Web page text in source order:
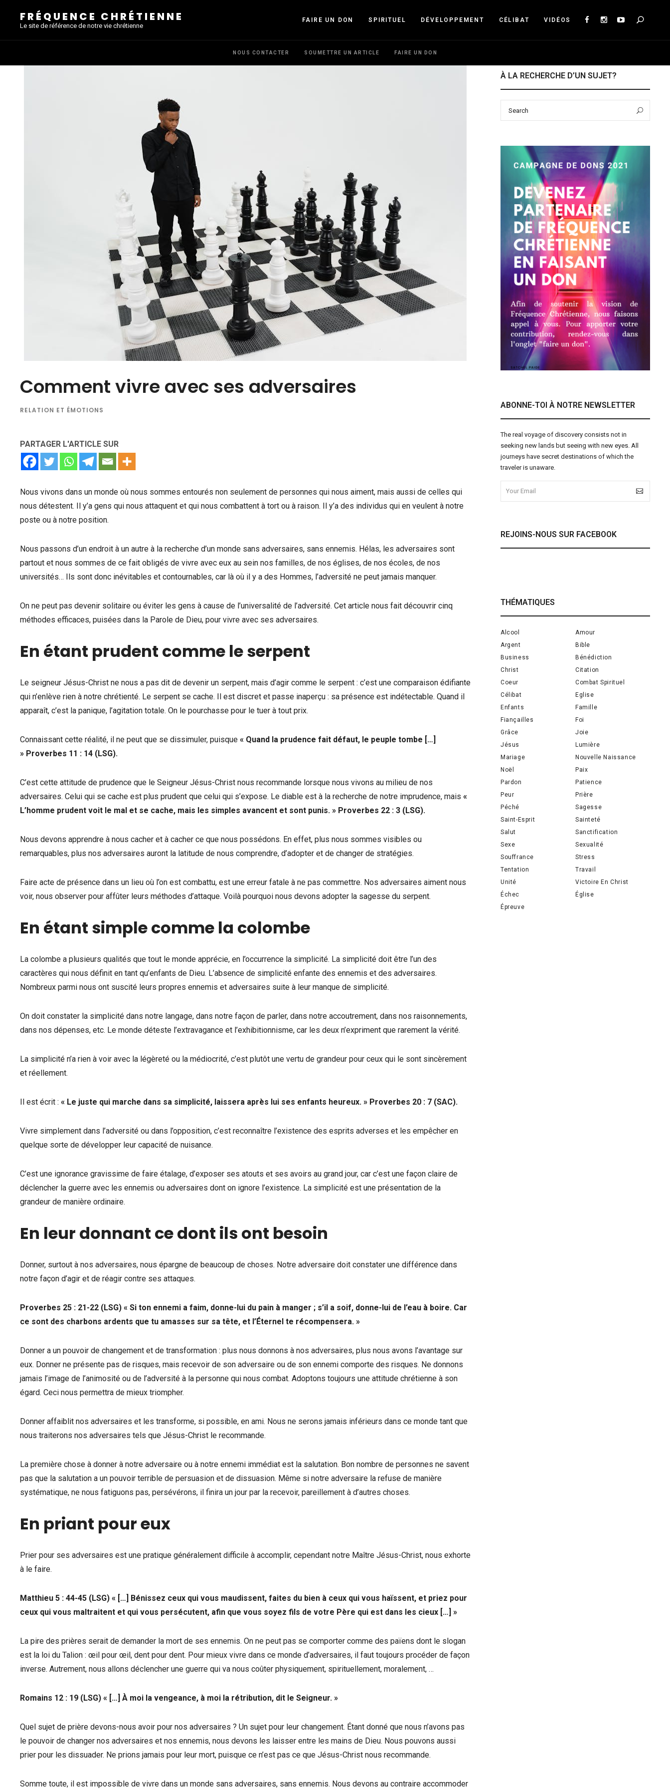
FRÉQUENCE CHRÉTIENNE
Le site de référence de notre vie chrétienne
FAIRE UN DON SPIRITUEL DÉVELOPPEMENT CÉLIBAT VIDÉOS
NOUS CONTACTER SOUMETTRE UN ARTICLE FAIRE UN DON
Comment vivre avec ses adversaires
RELATION ET ÉMOTIONS
PARTAGER L'ARTICLE SUR
Nous vivons dans un monde où nous sommes entourés non seulement de personnes qui nous aiment, mais aussi de celles qui
nous détestent. Il y’a gens qui nous attaquent et qui nous combattent à tort ou à raison. Il y’a des individus qui en veulent à notre
poste ou à notre position.
Nous passons d’un endroit à un autre à la recherche d’un monde sans adversaires, sans ennemis. Hélas, les adversaires sont
partout et nous sommes de ce fait obligés de vivre avec eux au sein nos familles, de nos églises, de nos écoles, de nos
universités… Ils sont donc inévitables et contournables, car là où il y a des Hommes, l’adversité ne peut jamais manquer.
On ne peut pas devenir solitaire ou éviter les gens à cause de l’universalité de l’adversité. Cet article nous fait découvrir cinq
méthodes efficaces, puisées dans la Parole de Dieu, pour vivre avec ses adversaires.
En étant prudent comme le serpent
Le seigneur Jésus-Christ ne nous a pas dit de devenir un serpent, mais d’agir comme le serpent : c’est une comparaison édifiante
qui n’enlève rien à notre chrétienté. Le serpent se cache. Il est discret et passe inaperçu : sa présence est indétectable. Quand il
apparaît, c’est la panique, l’agitation totale. On le pourchasse pour le tuer à tout prix.
Connaissant cette réalité, il ne peut que se dissimuler, puisque « Quand la prudence fait défaut, le peuple tombe […]
» Proverbes 11 : 14 (LSG).
C’est cette attitude de prudence que le Seigneur Jésus-Christ nous recommande lorsque nous vivons au milieu de nos
adversaires. Celui qui se cache est plus prudent que celui qui s’expose. Le diable est à la recherche de notre imprudence, mais «
L’homme prudent voit le mal et se cache, mais les simples avancent et sont punis. » Proverbes 22 : 3 (LSG).
Nous devons apprendre à nous cacher et à cacher ce que nous possédons. En effet, plus nous sommes visibles ou
remarquables, plus nos adversaires auront la latitude de nous comprendre, d’adopter et de changer de stratégies.
Faire acte de présence dans un lieu où l’on est combattu, est une erreur fatale à ne pas commettre. Nos adversaires aiment nous
voir, nous observer pour affûter leurs méthodes d’attaque. Voilà pourquoi nous devons adopter la sagesse du serpent.
En étant simple comme la colombe
La colombe a plusieurs qualités que tout le monde apprécie, en l’occurrence la simplicité. La simplicité doit être l’un des
caractères qui nous définit en tant qu’enfants de Dieu. L’absence de simplicité enfante des ennemis et des adversaires.
Nombreux parmi nous ont suscité leurs propres ennemis et adversaires suite à leur manque de simplicité.
On doit constater la simplicité dans notre langage, dans notre façon de parler, dans notre accoutrement, dans nos raisonnements,
dans nos dépenses, etc. Le monde déteste l’extravagance et l’exhibitionnisme, car les deux n’expriment que rarement la vérité.
La simplicité n’a rien à voir avec la légèreté ou la médiocrité, c’est plutôt une vertu de grandeur pour ceux qui le sont sincèrement
et réellement.
Il est écrit : « Le juste qui marche dans sa simplicité, laissera après lui ses enfants heureux. » Proverbes 20 : 7 (SAC).
Vivre simplement dans l’adversité ou dans l’opposition, c’est reconnaître l’existence des esprits adverses et les empêcher en
quelque sorte de développer leur capacité de nuisance.
C’est une ignorance gravissime de faire étalage, d’exposer ses atouts et ses avoirs au grand jour, car c’est une façon claire de
déclencher la guerre avec les ennemis ou adversaires dont on ignore l’existence. La simplicité est une présentation de la
grandeur de manière ordinaire.
En leur donnant ce dont ils ont besoin
Donner, surtout à nos adversaires, nous épargne de beaucoup de choses. Notre adversaire doit constater une différence dans
notre façon d’agir et de réagir contre ses attaques.
Proverbes 25 : 21-22 (LSG) « Si ton ennemi a faim, donne-lui du pain à manger ; s’il a soif, donne-lui de l’eau à boire. Car
ce sont des charbons ardents que tu amasses sur sa tête, et l’Éternel te récompensera. »
Donner a un pouvoir de changement et de transformation : plus nous donnons à nos adversaires, plus nous avons l’avantage sur
eux. Donner ne présente pas de risques, mais recevoir de son adversaire ou de son ennemi comporte des risques. Ne donnons
jamais l’image de l’animosité ou de l’adversité à la personne qui nous combat. Adoptons toujours une attitude chrétienne à son
égard. Ceci nous permettra de mieux triompher.
Donner affaiblit nos adversaires et les transforme, si possible, en ami. Nous ne serons jamais inférieurs dans ce monde tant que
nous traiterons nos adversaires tels que Jésus-Christ le recommande.
La première chose à donner à notre adversaire ou à notre ennemi immédiat est la salutation. Bon nombre de personnes ne savent
pas que la salutation a un pouvoir terrible de persuasion et de dissuasion. Même si notre adversaire la refuse de manière
systématique, ne nous fatiguons pas, persévérons, il finira un jour par la recevoir, pareillement à d’autres choses.
En priant pour eux
Prier pour ses adversaires est une pratique généralement difficile à accomplir, cependant notre Maître Jésus-Christ, nous exhorte
à le faire.
Matthieu 5 : 44-45 (LSG) « […] Bénissez ceux qui vous maudissent, faites du bien à ceux qui vous haïssent, et priez pour
ceux qui vous maltraitent et qui vous persécutent, afin que vous soyez fils de votre Père qui est dans les cieux […] »
La pire des prières serait de demander la mort de ses ennemis. On ne peut pas se comporter comme des païens dont le slogan
est la loi du Talion : œil pour œil, dent pour dent. Pour mieux vivre dans ce monde d’adversaires, il faut toujours procéder de façon
inverse. Autrement, nous allons déclencher une guerre qui va nous coûter physiquement, spirituellement, moralement, …
Romains 12 : 19 (LSG) « […] À moi la vengeance, à moi la rétribution, dit le Seigneur. »
Quel sujet de prière devons-nous avoir pour nos adversaires ? Un sujet pour leur changement. Étant donné que nous n’avons pas
le pouvoir de changer nos adversaires et nos ennemis, nous devons les laisser entre les mains de Dieu. Nous pouvons aussi
prier pour les dissuader. Ne prions jamais pour leur mort, puisque ce n’est pas ce que Jésus-Christ nous recommande.
Somme toute, il est impossible de vivre dans un monde sans adversaires, sans ennemis. Nous devons au contraire accommoder
À LA RECHERCHE D’UN SUJET?
ABONNE-TOI À NOTRE NEWSLETTER
The real voyage of discovery consists not in
seeking new lands but seeing with new eyes. All
journeys have secret destinations of which the
traveler is unaware.
REJOINS-NOUS SUR FACEBOOK
THÉMATIQUES
Alcool
Amour
Argent
Bible
Business
Bénédiction
Christ
Citation
Coeur
Combat Spirituel
Célibat
Eglise
Enfants
Famille
Fiançailles
Foi
Grâce
Joie
Jésus
Lumière
Mariage
Nouvelle Naissance
Noël
Paix
Pardon
Patience
Peur
Prière
Péché
Sagesse
Saint-Esprit
Sainteté
Salut
Sanctification
Sexe
Sexualité
Souffrance
Stress
Tentation
Travail
Unité
Victoire En Christ
Échec
Église
Épreuve